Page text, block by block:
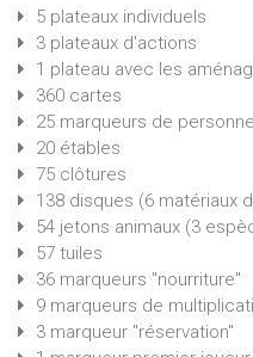
5 plateaux individuels
3 plateaux d'actions
1 plateau avec les
360 cartes
25 marqueurs de
20 étables
75 clôtures
138 disques (6 matériaux
54 jetons animaux (3
57 tuiles
36 marqueurs "nourriture"
9 marqueurs de
3 marqueur "réservation"